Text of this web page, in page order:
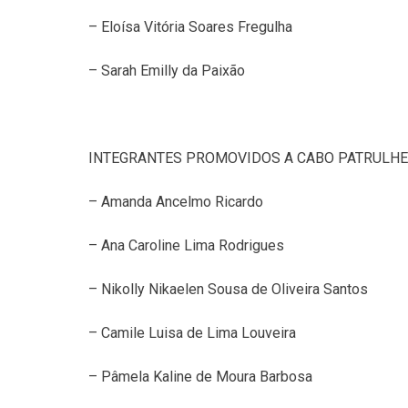
– Eloísa Vitória Soares Fregulha
– Sarah Emilly da Paixão
INTEGRANTES PROMOVIDOS A CABO
– Amanda Ancelmo Ricardo
– Ana Caroline Lima Rodrigues
– Nikolly Nikaelen Sousa de Oliveira Santos
– Camile Luisa de Lima Louveira
– Pâmela Kaline de Moura Barbosa